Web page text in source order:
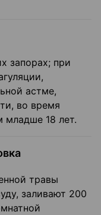
запорах; при
астме,
во время
младше 18 лет.
травы
заливают 200